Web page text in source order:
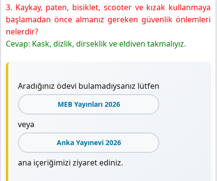
3. Kaykay, paten, bisiklet, scooter ve kızak kullanmaya
başlamadan önce almanız gereken güvenlik önlemleri
nelerdir?
Cevap: Kask, dizlik, dirseklik ve eldiven takmalıyız.
Aradığınız ödevi bulamadıysanız lütfen
MEB Yayınları 2026
veya
Anka Yayınevi 2026
ana içeriğimizi ziyaret ediniz.